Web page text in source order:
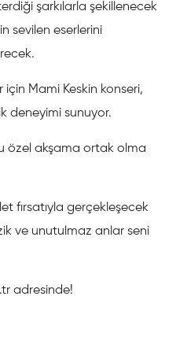
şarkılarla şekillenecek
sevilen eserlerini
için Mami Keskin konseri,
deneyimi sunuyor.
özel akşama ortak olma
fırsatıyla gerçekleşecek
ve unutulmaz anlar seni
adresinde!